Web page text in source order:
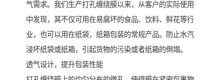
气需求。我们生产打孔缠绕膜以来，从客户的实际使用
中发现，其不仅可用在易腐坏的食品、饮料、鲜花等行
业，也可以用在纸袋，纸箱包装的常规产品。防止水汽
浸坏纸袋或纸箱，引起货物的污染或者纸箱的倒塌。
透气设计，提升包装性能